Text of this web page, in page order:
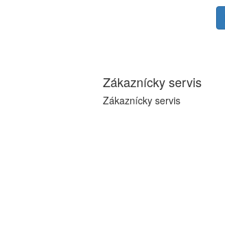
Zákaznícky servis
Zákaznícky servis